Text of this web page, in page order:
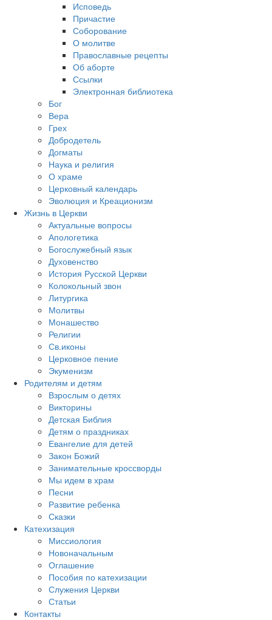
Исповедь
Причастие
Соборование
О молитве
Православные рецепты
Об аборте
Ссылки
Электронная библиотека
Бог
Вера
Грех
Добродетель
Догматы
Наука и религия
О храме
Церковный календарь
Эволюция и Креационизм
Жизнь в Церкви
Актуальные вопросы
Апологетика
Богослужебный язык
Духовенство
История Русской Церкви
Колокольный звон
Литургика
Молитвы
Монашество
Религии
Св.иконы
Церковное пение
Экуменизм
Родителям и детям
Взрослым о детях
Викторины
Детская Библия
Детям о праздниках
Евангелие для детей
Закон Божий
Занимательные кроссворды
Мы идем в храм
Песни
Развитие ребенка
Сказки
Катехизация
Миссиология
Новоначальным
Оглашение
Пособия по катехизации
Служения Церкви
Статьи
Контакты